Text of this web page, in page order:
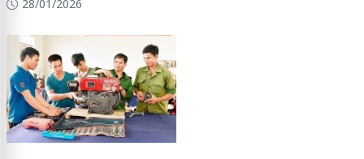
28/01/2026